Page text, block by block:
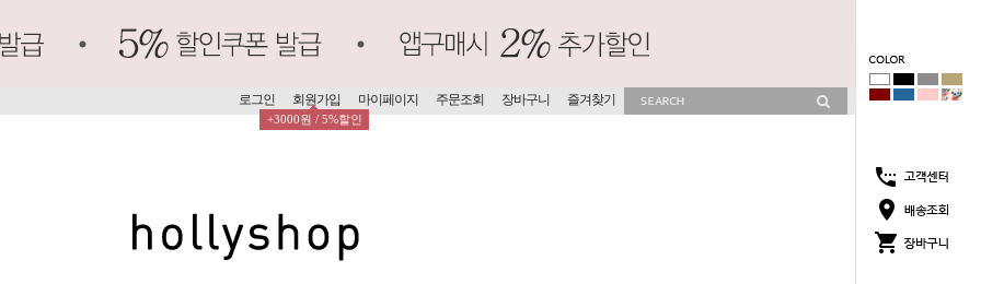
로그인 회원가입
+3000원 / 5%할인
마이페이지 주문조회 장바구니 즐겨찾기